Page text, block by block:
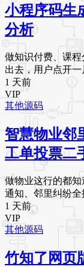
小程序码生
分析
做知识付费、课
出去，用户点开一
1 天前
VIP
其他源码
智慧物业邻
工单投票二
做物业这行的都
通知、邻里纠纷全
1 天前
VIP
其他源码
竹知了网页